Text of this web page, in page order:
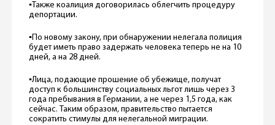
▪️Также коалиция договорилась облегчить процедуру
депортации.
▪️По новому закону, при обнаружении нелегала полиция
будет иметь право задержать человека теперь не на 10
дней, а на 28 дней.
▪️Лица, подающие прошение об убежище, получат
доступ к большинству социальных льгот лишь через 3
года пребывания в Германии, а не через 1,5 года, как
сейчас. Таким образом, правительство пытается
сократить стимулы для нелегальной миграции.